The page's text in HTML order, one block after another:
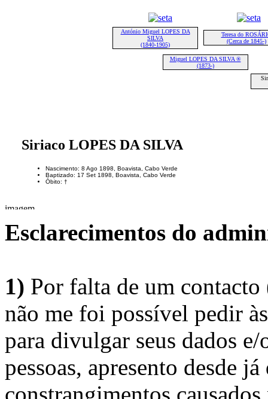
António Miguel LOPES DA
SILVA
(1840-1905)
Teresa do
(Cerca de 1845-)
Miguel LOPES DA SILVA ®
(1873-)
Siriaco LOPES DA SILVA
Nascimento: 8 Ago 1898, Boavista, Cabo Verde
Baptizado: 17 Set 1898, Boavista, Cabo Verde
Óbito: †
Esclarecimentos do
1) Por falta de um
não me foi possível pedir
para divulgar seus dados
pessoas, apresento desde